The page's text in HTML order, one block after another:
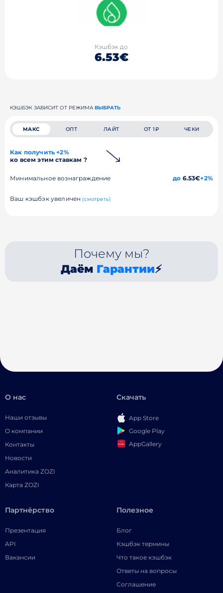
Кэшбэк до
6.53€
КЭШБЭК ЗАВИСИТ ОТ РЕЖИМА ВЫБРАТЬ
МАКС ОПТ ЛАЙТ ОТ 1₽ ЧЕКИ
Как получить +2%
ко всем этим ставкам ?
Минимальное вознаграждение до 6.53€+2%
Ваш кэшбэк увеличен (смотреть)
Почему мы?
Даём Гарантии⚡
О нас
Наши отзывы
О компании
Контакты
Новости
Аналитика ZOZI
Карта ZOZI
Скачать
App Store
Google Play
AppGallery
Партнёрство
Презентация
API
Вакансии
Полезное
Блог
Кэшбэк термины
Что такое кэшбэк
Ответы на вопросы
Соглашение